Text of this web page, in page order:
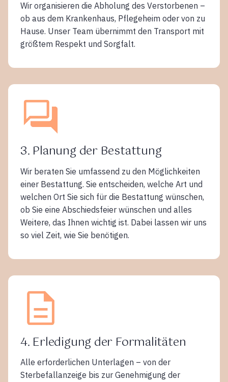
Wir organisieren die Abholung des Verstorbenen –
ob aus dem Krankenhaus, Pflegeheim oder von zu
Hause. Unser Team übernimmt den Transport mit
größtem Respekt und Sorgfalt.
3. Planung der Bestattung
Wir beraten Sie umfassend zu den Möglichkeiten
einer Bestattung. Sie entscheiden, welche Art und
welchen Ort Sie sich für die Bestattung wünschen,
ob Sie eine Abschiedsfeier wünschen und alles
Weitere, das Ihnen wichtig ist. Dabei lassen wir uns
so viel Zeit, wie Sie benötigen.
4. Erledigung der Formalitäten
Alle erforderlichen Unterlagen – von der
Sterbefallanzeige bis zur Genehmigung der